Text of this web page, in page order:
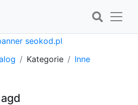
Kategorie
Inne